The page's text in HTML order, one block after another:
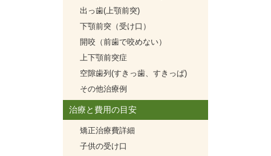
出っ歯(上顎前突)
下顎前突（受け口）
開咬（前歯で咬めない）
上下顎前突症
空隙歯列(すきっ歯、すきっぱ)
その他治療例
治療と費用の目安
矯正治療費詳細
子供の受け口